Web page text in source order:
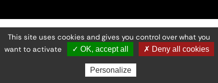
Mentions légales
Gestion des cookies
Accessibilité numérique
Ministère de la Culture ©2026
- Cité de l'architecture et du patrimoine
This site uses cookies and gives you control over what you
want to activate
✓ OK, accept all ✗ Deny all cookies
Personalize